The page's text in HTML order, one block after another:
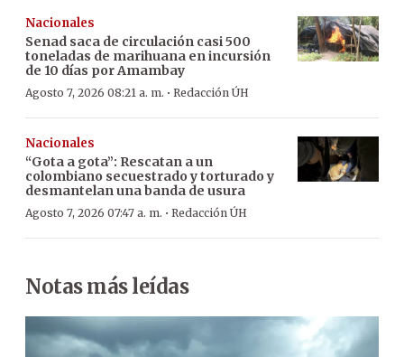
Nacionales
Senad saca de circulación casi 500
toneladas de marihuana en incursión
de 10 días por Amambay
Agosto 7, 2026 08:21 a. m. · Redacción ÚH
Nacionales
“Gota a gota”: Rescatan a un
colombiano secuestrado y torturado y
desmantelan una banda de usura
Agosto 7, 2026 07:47 a. m. · Redacción ÚH
Notas más leídas